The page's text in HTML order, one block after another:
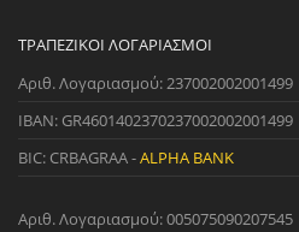
ΤΡΑΠΕΖΙΚΟΊ ΛΟΓΑΡΙΑΣΜΟΊ
Αριθ. Λογαριασμού: 237002002001499
IBAN: GR4601402370237002002001499
BIC: CRBAGRAA -ALPHA BANK
Αριθ. Λογαριασμού: 005075090207545